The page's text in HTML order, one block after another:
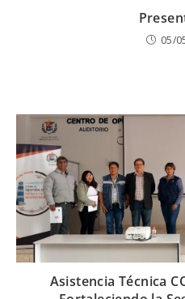
05/
Asistencia Técnica